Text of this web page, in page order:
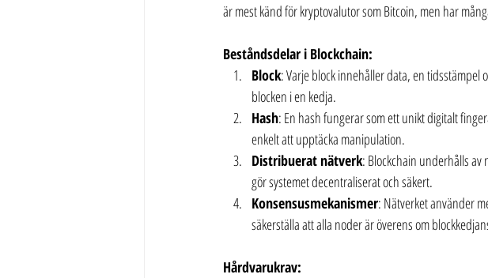
är mest känd för kryptovalutor som Bitcoin, men har
Beståndsdelar i Blockchain:
Block: Varje block innehåller data, en tidsstämpel
blocken i en kedja.
Hash: En hash fungerar som ett unikt digitalt
enkelt att upptäcka manipulation.
Distribuerat nätverk: Blockchain underhålls av
gör systemet decentraliserat och säkert.
Konsensusmekanismer: Nätverket använder
säkerställa att alla noder är överens om
Hårdvarukrav: